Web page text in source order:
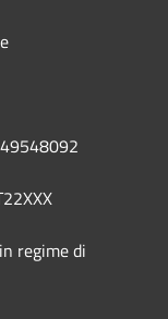
regime di